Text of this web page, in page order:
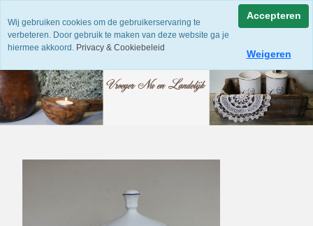
Wij gebruiken cookies om de gebruikerservaring te
verbeteren. Door gebruik te maken van deze website ga je
hiermee akkoord. Privacy & Cookiebeleid
Accepteren
Weigeren